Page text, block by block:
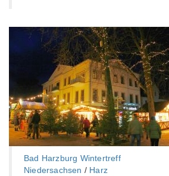
Bad Harzburg Wintertreff
Niedersachsen / Harz